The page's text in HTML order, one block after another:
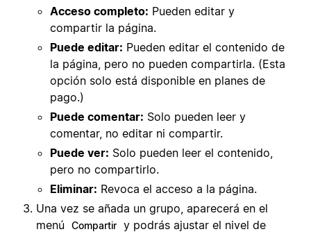
Acceso completo: Pueden editar y
compartir la página.
Puede editar: Pueden editar el contenido de
la página, pero no pueden compartirla. (Esta
opción solo está disponible en planes de
pago.)
Puede comentar: Solo pueden leer y
comentar, no editar ni compartir.
Puede ver: Solo pueden leer el contenido,
pero no compartirlo.
Eliminar: Revoca el acceso a la página.
Una vez se añada un grupo, aparecerá en el
menú
Compartir y podrás ajustar el nivel de